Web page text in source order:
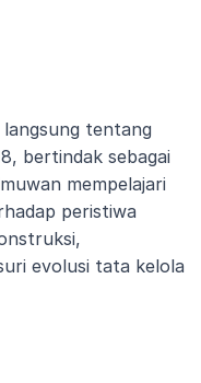
tentang
bertindak sebagai
mempelajari
peristiwa
evolusi tata kelola